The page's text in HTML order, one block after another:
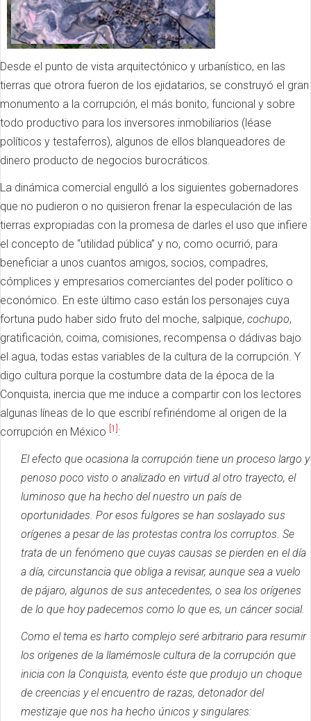
Desde el punto de vista arquitectónico y urbanístico, en las
tierras que otrora fueron de los ejidatarios, se construyó el gran
monumento a la corrupción, el más bonito, funcional y sobre
todo productivo para los inversores inmobiliarios (léase
políticos y testaferros), algunos de ellos blanqueadores de
dinero producto de negocios burocráticos.
La dinámica comercial engulló a los siguientes gobernadores
que no pudieron o no quisieron frenar la especulación de las
tierras expropiadas con la promesa de darles el uso que infiere
el concepto de “utilidad pública” y no, como ocurrió, para
beneficiar a unos cuantos amigos, socios, compadres,
cómplices y empresarios comerciantes del poder político o
económico. En este último caso están los personajes cuya
fortuna pudo haber sido fruto del moche, salpique, cochupo,
gratificación, coima, comisiones, recompensa o dádivas bajo
el agua, todas estas variables de la cultura de la corrupción. Y
digo cultura porque la costumbre data de la época de la
Conquista, inercia que me induce a compartir con los lectores
algunas líneas de lo que escribí refiriéndome al origen de la
corrupción en México [1] :
El efecto que ocasiona la corrupción tiene un proceso largo y
penoso poco visto o analizado en virtud al otro trayecto, el
luminoso que ha hecho del nuestro un país de
oportunidades. Por esos fulgores se han soslayado sus
orígenes a pesar de las protestas contra los corruptos. Se
trata de un fenómeno que cuyas causas se pierden en el día
a día, circunstancia que obliga a revisar, aunque sea a vuelo
de pájaro, algunos de sus antecedentes, o sea los orígenes
de lo que hoy padecemos como lo que es, un cáncer social.
Como el tema es harto complejo seré arbitrario para resumir
los orígenes de la llamémosle cultura de la corrupción que
inicia con la Conquista, evento éste que produjo un choque
de creencias y el encuentro de razas, detonador del
mestizaje que nos ha hecho únicos y singulares: